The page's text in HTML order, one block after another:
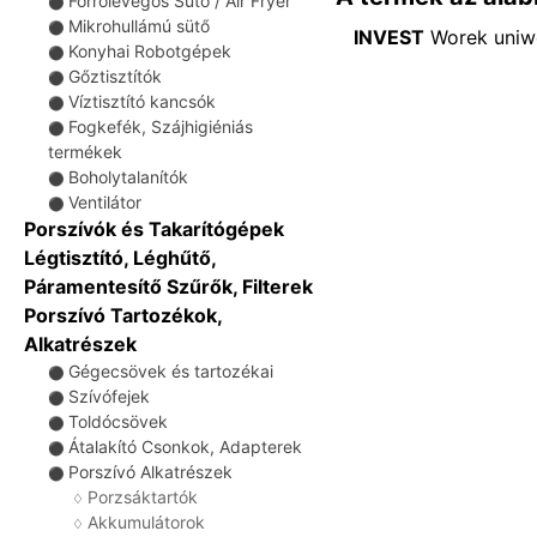
⚫ Mikrohullámú sütő
⚫ Konyhai Robotgépek
⚫ Gőztisztítók
⚫ Víztisztító kancsók
⚫ Fogkefék, Szájhigiéniás
termékek
⚫ Boholytalanítók
⚫ Ventilátor
Porszívók és Takarítógépek
Légtisztító, Léghűtő,
Páramentesítő Szűrők, Filterek
Porszívó Tartozékok,
Alkatrészek
⚫ Gégecsövek és tartozékai
⚫ Szívófejek
⚫ Toldócsövek
⚫ Átalakító Csonkok, Adapterek
⚫ Porszívó Alkatrészek
♢ Porzsáktartók
♢ Akkumulátorok
INVEST Worek